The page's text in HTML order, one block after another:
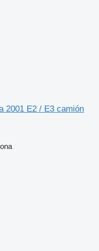
2001 E2 / E3 camión